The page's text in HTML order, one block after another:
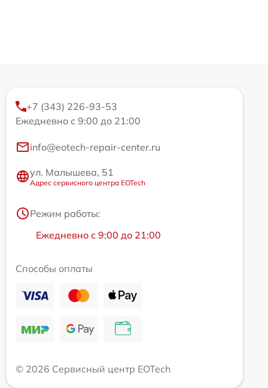
+7 (343) 226-93-53
Ежедневно с 9:00 до 21:00
info@eotech-repair-center.ru
ул. Малышева, 51
Адрес сервисного центра EOTech
Режим работы:
Ежедневно с 9:00 до 21:00
Способы оплаты
© 2026 Сервисный центр EOTech